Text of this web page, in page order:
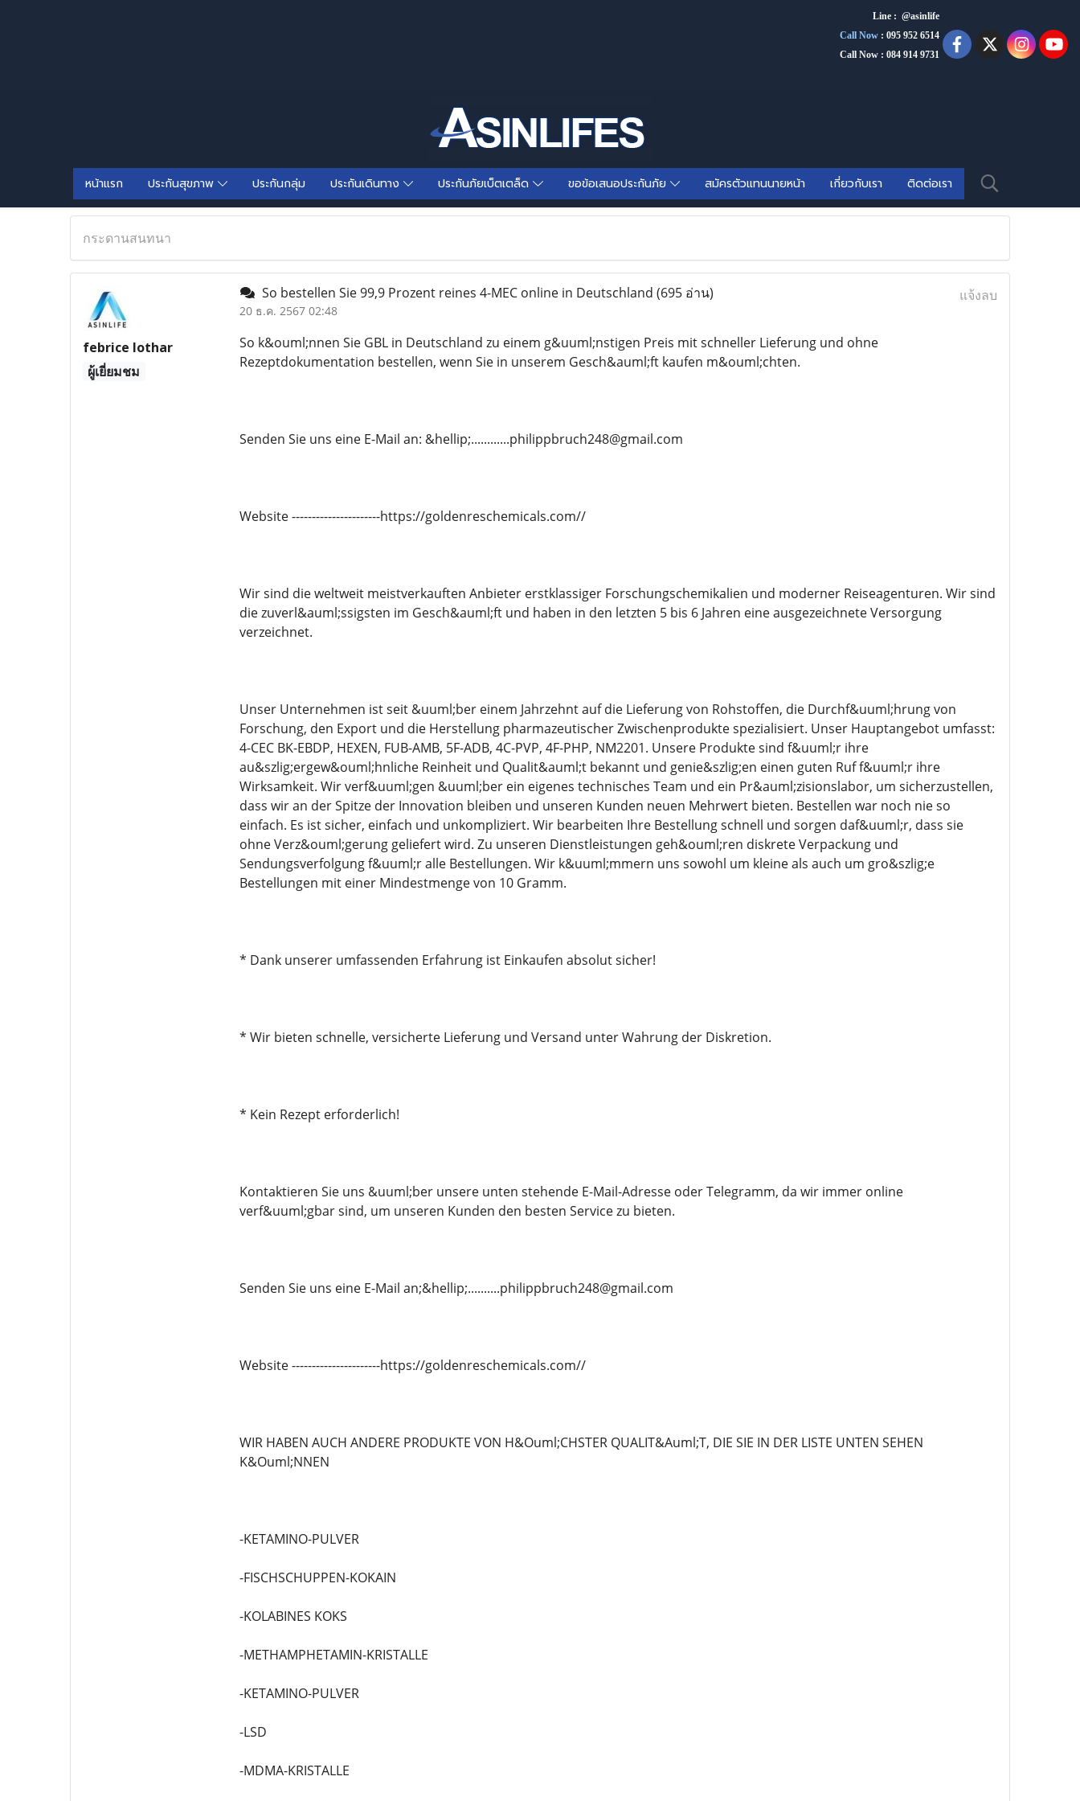
Line : @asinlife
Call Now : 095 952 6514
Call Now : 084 914 9731
หน้าแรก ประกันสุขภาพ ประกันกลุ่ม ประกันเดินทาง ประกันภัยเบ็ตเตล็ด ขอข้อเสนอประกันภัย สมัครตัวแทนนายหน้า เกี่ยวกับเรา ติดต่อเรา
กระดานสนทนา
febrice lothar
ผู้เยี่ยมชม
So bestellen Sie 99,9 Prozent reines 4-MEC online in Deutschland (695 อ่าน)
20 ธ.ค. 2567 02:48
แจ้งลบ
So k&ouml;nnen Sie GBL in Deutschland zu einem g&uuml;nstigen Preis mit schneller Lieferung und ohne
Rezeptdokumentation bestellen, wenn Sie in unserem Gesch&auml;ft kaufen m&ouml;chten.
Senden Sie uns eine E-Mail an: &hellip;............philippbruch248@gmail.com
Website ----------------------https://goldenreschemicals.com//
Wir sind die weltweit meistverkauften Anbieter erstklassiger Forschungschemikalien und moderner Reiseagenturen. Wir sind
die zuverl&auml;ssigsten im Gesch&auml;ft und haben in den letzten 5 bis 6 Jahren eine ausgezeichnete Versorgung
verzeichnet.
Unser Unternehmen ist seit &uuml;ber einem Jahrzehnt auf die Lieferung von Rohstoffen, die Durchf&uuml;hrung von
Forschung, den Export und die Herstellung pharmazeutischer Zwischenprodukte spezialisiert. Unser Hauptangebot umfasst:
4-CEC BK-EBDP, HEXEN, FUB-AMB, 5F-ADB, 4C-PVP, 4F-PHP, NM2201. Unsere Produkte sind f&uuml;r ihre
au&szlig;ergew&ouml;hnliche Reinheit und Qualit&auml;t bekannt und genie&szlig;en einen guten Ruf f&uuml;r ihre
Wirksamkeit. Wir verf&uuml;gen &uuml;ber ein eigenes technisches Team und ein Pr&auml;zisionslabor, um sicherzustellen,
dass wir an der Spitze der Innovation bleiben und unseren Kunden neuen Mehrwert bieten. Bestellen war noch nie so
einfach. Es ist sicher, einfach und unkompliziert. Wir bearbeiten Ihre Bestellung schnell und sorgen daf&uuml;r, dass sie
ohne Verz&ouml;gerung geliefert wird. Zu unseren Dienstleistungen geh&ouml;ren diskrete Verpackung und
Sendungsverfolgung f&uuml;r alle Bestellungen. Wir k&uuml;mmern uns sowohl um kleine als auch um gro&szlig;e
Bestellungen mit einer Mindestmenge von 10 Gramm.
* Dank unserer umfassenden Erfahrung ist Einkaufen absolut sicher!
* Wir bieten schnelle, versicherte Lieferung und Versand unter Wahrung der Diskretion.
* Kein Rezept erforderlich!
Kontaktieren Sie uns &uuml;ber unsere unten stehende E-Mail-Adresse oder Telegramm, da wir immer online
verf&uuml;gbar sind, um unseren Kunden den besten Service zu bieten.
Senden Sie uns eine E-Mail an;&hellip;..........philippbruch248@gmail.com
Website ----------------------https://goldenreschemicals.com//
WIR HABEN AUCH ANDERE PRODUKTE VON H&Ouml;CHSTER QUALIT&Auml;T, DIE SIE IN DER LISTE UNTEN SEHEN
K&Ouml;NNEN
-KETAMINO-PULVER
-FISCHSCHUPPEN-KOKAIN
-KOLABINES KOKS
-METHAMPHETAMIN-KRISTALLE
-KETAMINO-PULVER
-LSD
-MDMA-KRISTALLE